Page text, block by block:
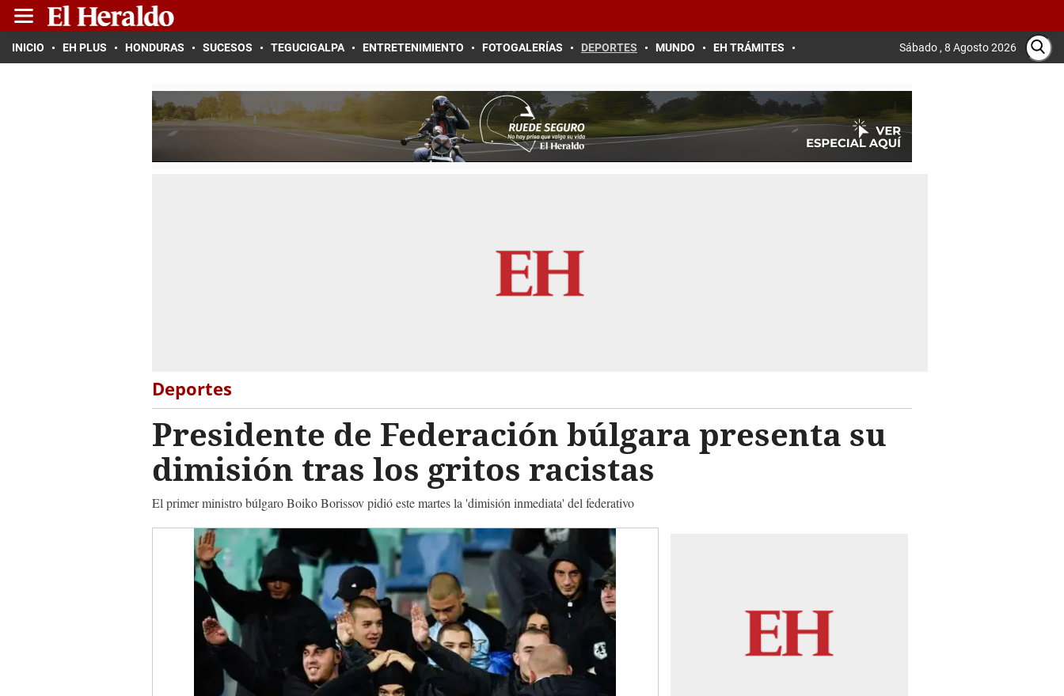
INICIO EH PLUS HONDURAS SUCESOS TEGUCIGALPA ENTRETENIMIENTO FOTOGALERÍAS DEPORTES MUNDO EH TRÁMITES Sábado , 8 Agosto 2026
Deportes
Presidente de Federación búlgara presenta su
dimisión tras los gritos racistas
El primer ministro búlgaro Boiko Borissov pidió este martes la 'dimisión inmediata' del federativo